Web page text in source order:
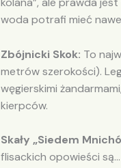
woda potrafi mieć
Zbójnicki Skok: To
metrów szerokości).
węgierskimi
kierpców.
Skały „Siedem
flisackich opowieści